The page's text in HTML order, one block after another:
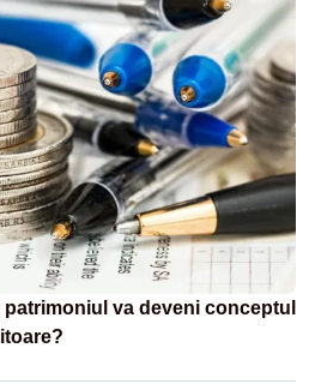
va deveni conceptul